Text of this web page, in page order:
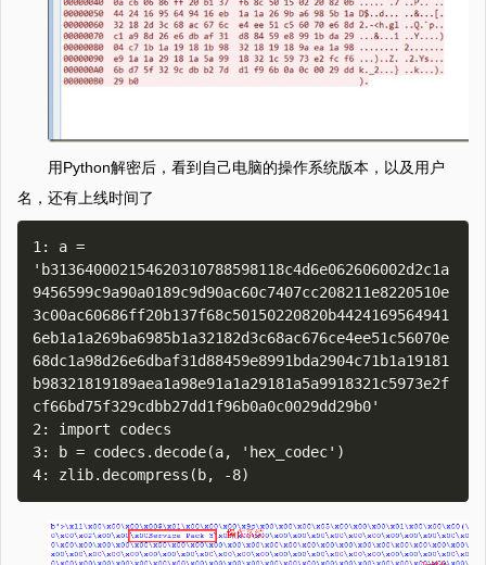
用Python解密后，看到自己电脑的操作系统版本，以及用户
名，还有上线时间了
1: a =
'b313640002154620310788598118c4d6e062606002d2c1a
9456599c9a90a0189c9d90ac60c7407cc208211e8220510e
3c00ac60686ff20b137f68c50150220820b4424169564941
6eb1a1a269ba6985b1a32182d3c68ac676ce4ee51c56070e
68dc1a98d26e6dbaf31d88459e8991bda2904c71b1a19181
b98321819189aea1a98e91a1a29181a5a9918321c5973e2f
cf66bd75f329cdbb27dd1f96b0a0c0029dd29b0'
2: import codecs
3: b = codecs.decode(a, 'hex_codec')